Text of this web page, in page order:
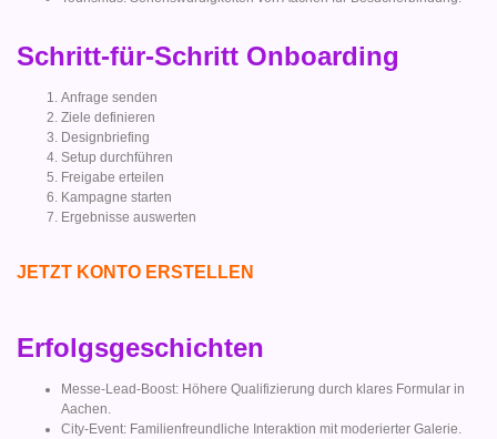
Schritt-für-Schritt Onboarding
Anfrage senden
Ziele definieren
Designbriefing
Setup durchführen
Freigabe erteilen
Kampagne starten
Ergebnisse auswerten
JETZT KONTO ERSTELLEN
Erfolgsgeschichten
Messe-Lead-Boost: Höhere Qualifizierung durch klares Formular in
Aachen.
City-Event: Familienfreundliche Interaktion mit moderierter Galerie.